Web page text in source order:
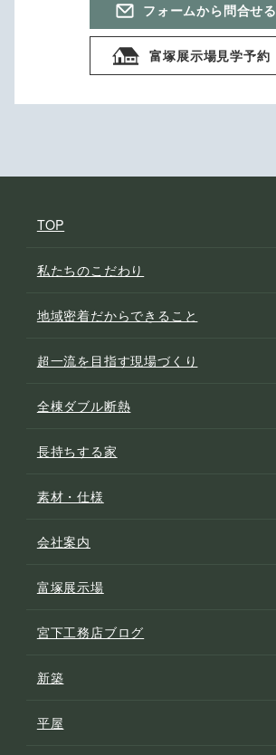
フォームから問合せる
富塚展示場見学予約
TOP
私たちのこだわり
地域密着だからできること
超一流を目指す現場づくり
全棟ダブル断熱
長持ちする家
素材・仕様
会社案内
富塚展示場
宮下工務店ブログ
新築
平屋